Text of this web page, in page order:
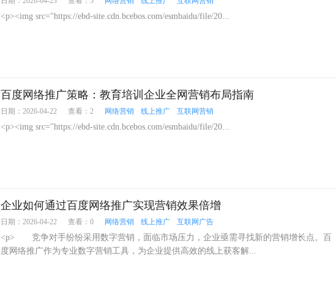
<p><img src="https://ebd-site.cdn.bcebos.com/esmbaidu/file/20...
百度网络推广策略：教育培训企业全网营销布局指南
日期：2026-04-22 查看：2 网络营销 线上推广 互联网营销
<p><img src="https://ebd-site.cdn.bcebos.com/esmbaidu/file/20...
企业如何通过百度网络推广实现营销效果倍增
日期：2026-04-22 查看：0 网络营销 线上推广 互联网广告
<p> 竞争对手纷纷采用数字营销，面临市场压力，企业亟需寻找新的营销增长点。百
度网络推广作为专业数字营销工具，为企业提供高效的线上获客解...